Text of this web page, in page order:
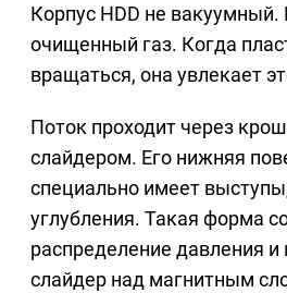
Корпус HDD не вакуумный.
очищенный газ. Когда
вращаться, она увлекает
Поток проходит через
слайдером. Его нижняя
специально имеет
углубления. Такая форма
распределение давления
слайдер над магнитным